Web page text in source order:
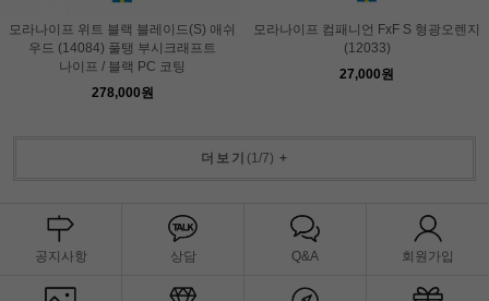
모라나이프 위트 블랙 블레이드(S) 애쉬
우드 (14084) 풀탱 부시크래프트
나이프 / 블랙 PC 코팅
278,000원
모라나이프 컴패니언 FxF S 형광오렌지
(12033)
27,000원
더보기 (1 /7) +
공지사항 상담 Q&A 회원가입